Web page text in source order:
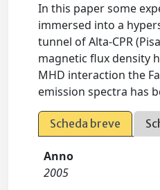
In this paper some
immersed into a
tunnel of Alta-CPR
magnetic flux density
MHD interaction the
emission spectra has
Scheda breve
Anno
2005